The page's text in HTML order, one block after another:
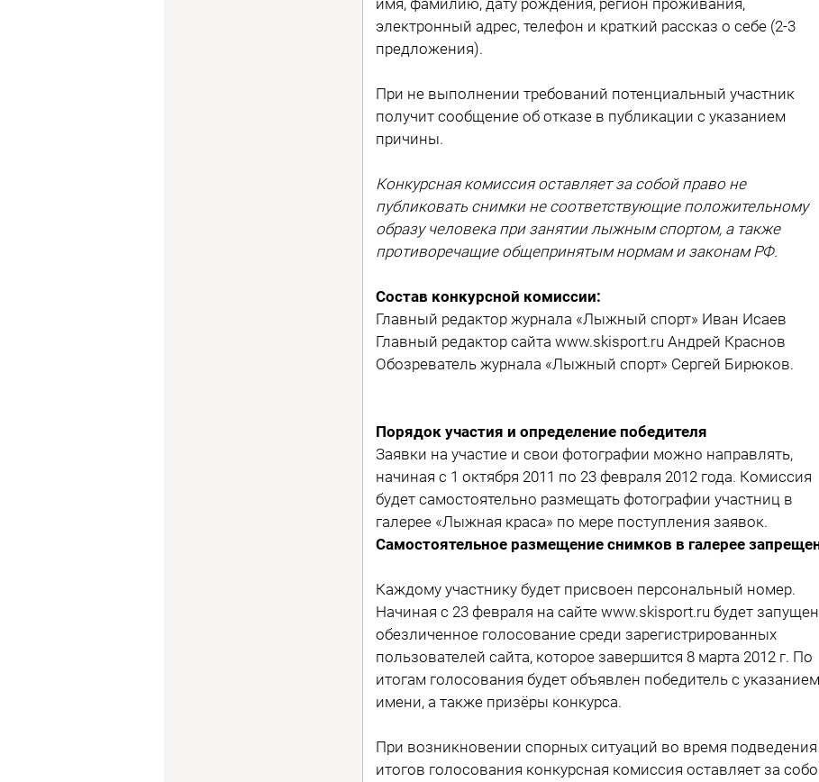
электронный адрес, телефон и краткий рассказ о себе (2-3
предложения).
При не выполнении требований потенциальный участник
получит сообщение об отказе в публикации с указанием
причины.
Конкурсная комиссия оставляет за собой право не
публиковать снимки не соответствующие положительному
образу человека при занятии лыжным спортом, а также
противоречащие общепринятым нормам и законам РФ.
Состав конкурсной комиссии:
Главный редактор журнала «Лыжный спорт» Иван Исаев
Главный редактор сайта www.skisport.ru Андрей Краснов
Обозреватель журнала «Лыжный спорт» Сергей Бирюков.
Порядок участия и определение победителя
Заявки на участие и свои фотографии можно направлять,
начиная с 1 октября 2011 по 23 февраля 2012 года. Комиссия
будет самостоятельно размещать фотографии участниц в
галерее «Лыжная краса» по мере поступления заявок.
Самостоятельное размещение снимков в галерее
Каждому участнику будет присвоен персональный номер.
Начиная с 23 февраля на сайте www.skisport.ru будет
обезличенное голосование среди зарегистрированных
пользователей сайта, которое завершится 8 марта 2012 г. По
итогам голосования будет объявлен победитель с указанием
имени, а также призёры конкурса.
При возникновении спорных ситуаций во время подведения
итогов голосования конкурсная комиссия оставляет за